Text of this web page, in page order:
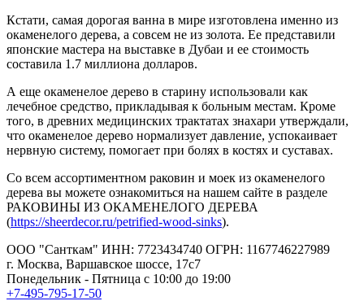
Кстати, самая дорогая ванна в мире изготовлена именно из
окаменелого дерева, а совсем не из золота. Ее представили
японские мастера на выставке в Дубаи и ее стоимость
составила 1.7 миллиона долларов.
А еще окаменелое дерево в старину использовали как
лечебное средство, прикладывая к больным местам. Кроме
того, в древних медицинских трактатах знахари утверждали,
что окаменелое дерево нормализует давление, успокаивает
нервную систему, помогает при болях в костях и суставах.
Со всем ассортиментном раковин и моек из окаменелого
дерева вы можете ознакомиться на нашем сайте в разделе
РАКОВИНЫ ИЗ ОКАМЕНЕЛОГО ДЕРЕВА
(https://sheerdecor.ru/petrified-wood-sinks).
ООО "Санткам" ИНН: 7723434740 ОГРН: 1167746227989
г. Москва, Варшавское шоссе, 17с7
Понедельник - Пятница с 10:00 до 19:00
+7-495-795-17-50